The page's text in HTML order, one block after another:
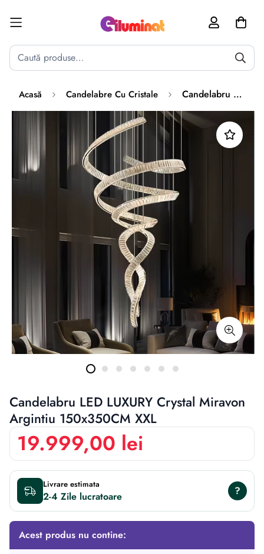
Acasă Candelabre Cu Cristale Candelabru LED LUXURY Crystal Miravon Argintiu 150x350CM XXL
Candelabru LED LUXURY Crystal Miravon
Argintiu 150x350CM XXL
19.999,00 lei
Livrare estimata
2-4 Zile ?
Acest produs nu contine: